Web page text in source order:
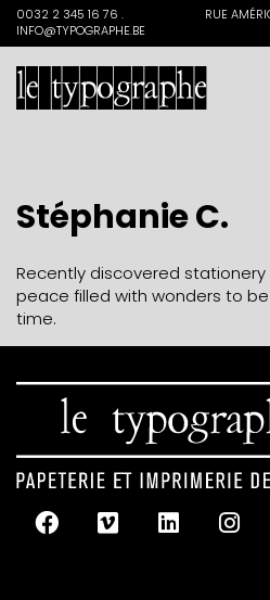
Search
for:0032 2 345 16 76 .
INFO@TYPOGRAPHE.BE
RUE
Stéphanie C.
Recently discovered
peace filled with wonders to
time.